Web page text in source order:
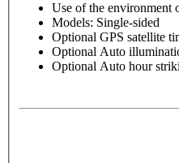
Use of the environment
Models: Single-sided
Optional GPS satellite
Optional Auto
Optional Auto hour